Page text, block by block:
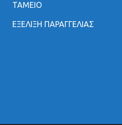
ΤΑΜΕΙΟ
ΕΞΕΛΙΞΗ ΠΑΡΑΓΓΕΛΙΑΣ